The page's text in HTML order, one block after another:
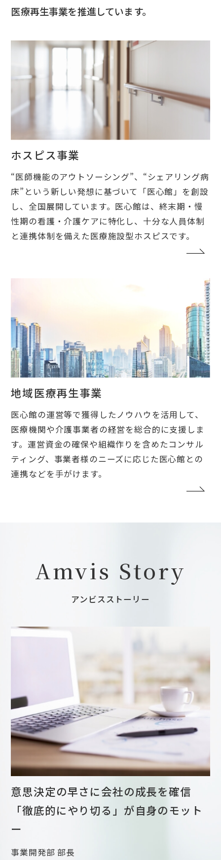
医療再生事業を推進しています。
ホスピス事業
“医師機能のアウトソーシング”、“シェアリング病
床”という新しい発想に基づいて「医心館」を創設
し、全国展開しています。医心館は、終末期・慢
性期の看護・介護ケアに特化し、十分な人員体制
と連携体制を備えた医療施設型ホスピスです。
地域医療再生事業
医心館の運営等で獲得したノウハウを活用して、
医療機関や介護事業者の経営を総合的に支援しま
す。運営資金の確保や組織作りを含めたコンサル
ティング、事業者様のニーズに応じた医心館との
連携などを手がけます。
Amvis Story
アンビスストーリー
意思決定の早さに会社の成長を確信
「徹底的にやり切る」が自身のモット
ー
事業開発部 部長